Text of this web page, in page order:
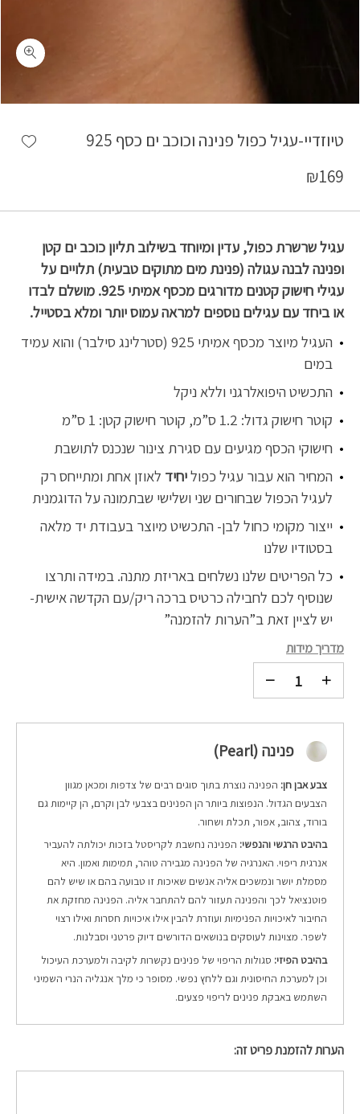
טיוזדיי-עגיל כפול פנינה וכוכב ים כסף 925
₪169
עגיל שרשרת כפול, עדין ומיוחד בשילוב תליון כוכב ים קטן
ופנינה לבנה עגולה (פנינת מים מתוקים טבעית) תלויים על
עגילי חישוק קטנים מדורגים מכסף אמיתי 925. מושלם לבדו
או ביחד עם עגילים נוספים למראה עמוס יותר ומלא בסטייל.
העגיל מיוצר מכסף אמיתי 925 (סטרלינג סילבר) והוא עמיד
במים
התכשיט היפואלרגני וללא ניקל
קוטר חישוק גדול: 1.2 ס”מ, קוטר חישוק קטן: 1 ס”מ
חישוקי הכסף מגיעים עם סגירת צינור שנכנס לתושבת
המחיר הוא עבור עגיל כפוליחיד לאוזן אחת ומתייחס רק
לעגיל הכפול שבחורים שני ושלישי שבתמונה על הדוגמנית
ייצור מקומי כחול לבן- התכשיט מיוצר בעבודת יד מלאה
בסטודיו שלנו
כל הפריטים שלנו נשלחים באריזת מתנה. במידה ותרצו
שנוסיף לכם לחבילה כרטיס ברכה ריק/עם הקדשה אישית-
יש לציין זאת ב”הערות להזמנה”
מדריך מידות
פנינה (Pearl)
צבע אבן חן: הפנינה נוצרת בתוך סוגים רבים של צדפות ומכאן מגוון
הצבעים הגדול. הנפוצות ביותר הן הפנינים בצבעי לבן וקרם, הן קיימות גם
בורוד, צהוב, אפור, תכלת ושחור.
בהיבט הרגשי והנפשי: הפנינה נחשבת לקריסטל בזכות יכולתה להעביר
אנרגית ריפוי. האנרגיה של הפנינה מגבירה טוהר, תמימות ואמון. היא
מסמלת יושר ונמשכים אליה אנשים שאיכות זו טבועה בהם או שיש להם
פוטנציאל לכך והפנינה תעזור להם להתחבר אליה. הפנינה מחזקת את
החיבור לאיכויות הפנימיות ועוזרת להבין אילו איכויות חסרות ואילו רצוי
לשפר. מצוינות לעוסקים בנושאים הדורשים דיוק פרטני וסבלנות.
בהיבט הפיזי: סגולות הריפוי של פנינים נקשרות לקיבה ולמערכת העיכול
וכן למערכת החיסונית וגם ללחץ נפשי. מסופר כי מלך אנגליה הנרי השמיני
השתמש באבקת פנינים לריפוי פצעים.
הערות להזמנת פריט זה: